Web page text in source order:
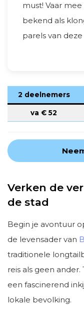
must! Vaar
bekend als
parels van
2 deelnemers
va €52
Verken de
de stad
Begin je avontuur
de levensader van
traditionele
reis als geen ander.
een fascinerend
lokale bevolking.